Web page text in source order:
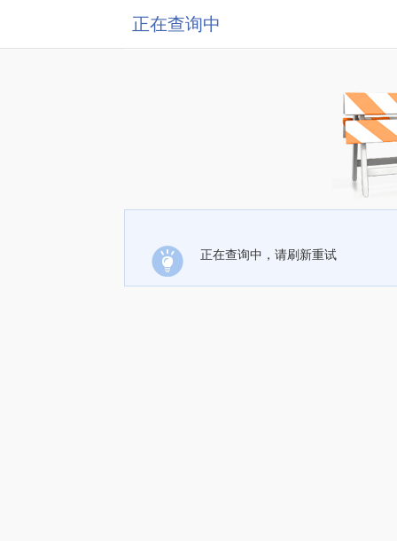
正在查询中
正在查询中，请刷新重试